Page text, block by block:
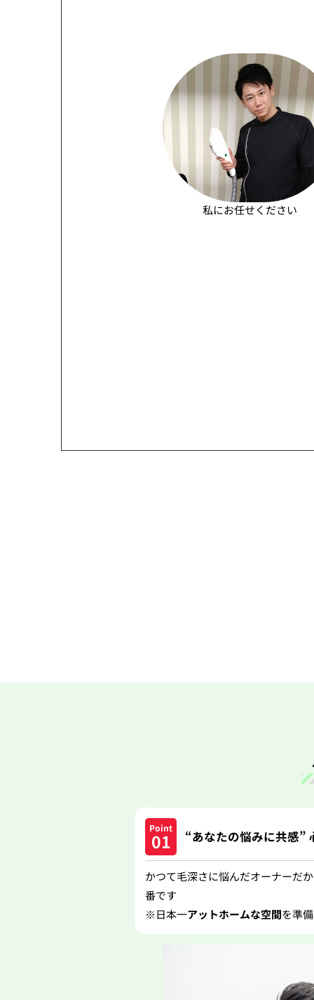
私にお任せください
“あなたの悩みに共感”
かつて毛深さに悩んだオーナーだ
番です
※日本一アットホームな空間を準